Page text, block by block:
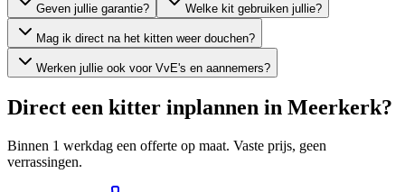
Geven jullie garantie? Welke kit gebruiken jullie?
Mag ik direct na het kitten weer douchen?
Werken jullie ook voor VvE's en aannemers?
Direct een kitter inplannen in Meerkerk?
Binnen 1 werkdag een offerte op maat. Vaste prijs, geen
verrassingen.